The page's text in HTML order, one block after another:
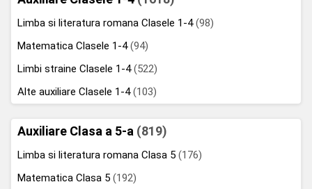
Limba si literatura romana Clasele 1-4(98)
Matematica Clasele 1-4(94)
Limbi straine Clasele 1-4(522)
Alte auxiliare Clasele 1-4(103)
Auxiliare Clasa a 5-a (819)
Limba si literatura romana Clasa 5 (176)
Matematica Clasa 5 (192)